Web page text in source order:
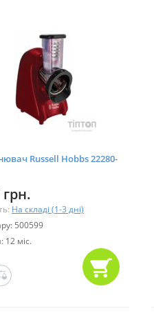
Russell Hobbs 22280-
грн.
На складі (1-3 дні)
500599
12 міс.